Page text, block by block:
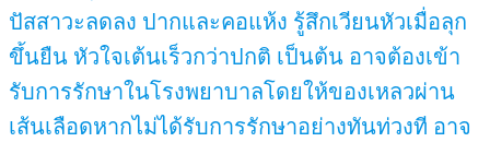
ปัสสาวะลดลง ปากและคอแห้ง รู้สึกเวียนหัวเมื่อลุก
ขึ้นยืน หัวใจเต้นเร็วกว่าปกติ เป็นต้น อาจต้องเข้า
รับการรักษาในโรงพยาบาลโดยให้ของเหลวผ่าน
เส้นเลือดหากไม่ได้รับการรักษาอย่างทันท่วงที อาจ